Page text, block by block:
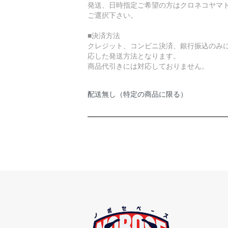
発送、日時指定ご希望の方はクロネコヤマ
ご選択下さい。
■決済方法
クレジット、コンビニ決済、銀行振込のみ
応した発送方法となります。
商品代引きには対応しておりません。
配送無し（特定の商品に限る）